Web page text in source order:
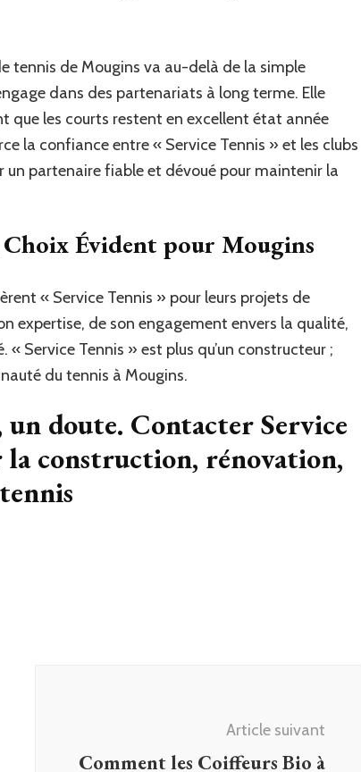
tennis de Mougins va au-delà de la simple
dans des partenariats à long terme. Elle
que les courts restent en excellent état année
la confiance entre « Service Tennis » et les clubs
un partenaire fiable et dévoué pour maintenir la
Évident pour Mougins
« Service Tennis » pour leurs projets de
expertise, de son engagement envers la qualité,
Service Tennis » est plus qu’un constructeur ;
du tennis à Mougins.
un doute. Contacter Service
la construction, rénovation,
Article suivant
Comment les Coiffeurs Bio à